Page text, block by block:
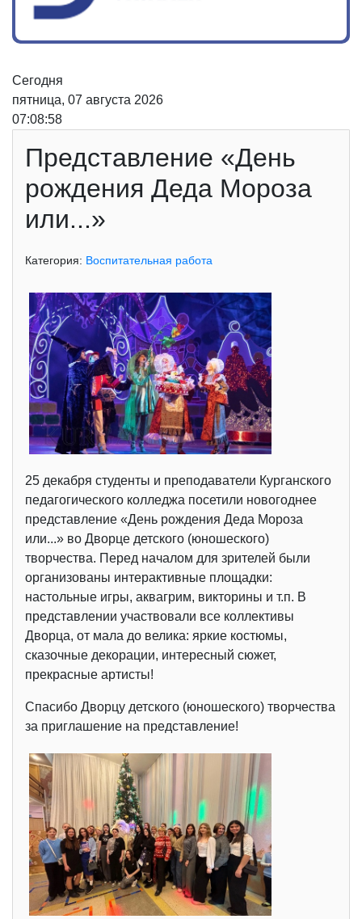
Сегодня
пятница, 07 августа 2026
07:08:58
Представление «День
рождения Деда Мороза
или...»
Категория: Воспитательная работа
25 декабря студенты и преподаватели Курганского
педагогического колледжа посетили новогоднее
представление «День рождения Деда Мороза
или...» во Дворце детского (юношеского)
творчества. Перед началом для зрителей были
организованы интерактивные площадки:
настольные игры, аквагрим, викторины и т.п. В
представлении участвовали все коллективы
Дворца, от мала до велика: яркие костюмы,
сказочные декорации, интересный сюжет,
прекрасные артисты!
Спасибо Дворцу детского (юношеского) творчества
за приглашение на представление!